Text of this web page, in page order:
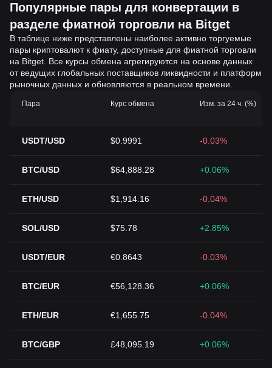
Популярные пары для конвертации в
разделе фиатной торговли на Bitget
В таблице ниже представлены наиболее активно торгуемые
пары криптовалют к фиату, доступные для фиатной торговли
на Bitget. Все курсы обмена агрегируются на основе данных
от ведущих глобальных поставщиков ликвидности и платформ
рыночных данных и обновляются в реальном времени.
Пара Курс обмена Изм. за 24 ч. (%)
USDT/USD $0.9991 -0.03%
BTC/USD $64,888.28 +0.06%
ETH/USD $1,914.16 -0.04%
SOL/USD $75.78 +2.85%
USDT/EUR €0.8643 -0.03%
BTC/EUR €56,128.36 +0.06%
ETH/EUR €1,655.75 -0.04%
BTC/GBP £48,095.19 +0.06%